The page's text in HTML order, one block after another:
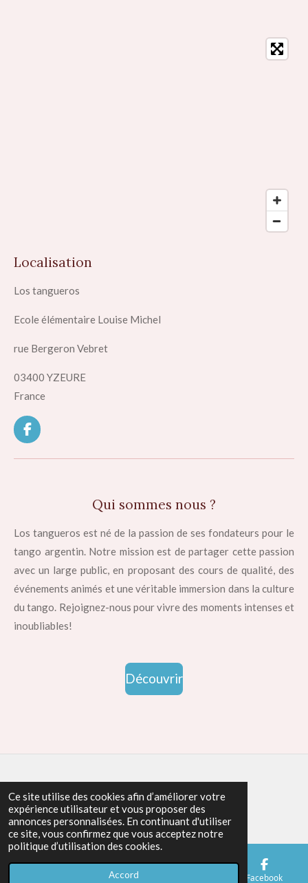
Ce site utilise des cookies afin d’améliorer votre
expérience utilisateur et vous proposer des
annonces personnalisées. En continuant d'utiliser
ce site, vous confirmez que vous acceptez notre
politique d’utilisation des cookies.
Accord
Localisation
Los tangueros
Ecole élémentaire Louise Michel
rue Bergeron Vebret
03400 YZEURE
France
F
a
c
Qui sommes nous ?
Los tangueros est né de la passion de ses fondateurs pour le
tango argentin. Notre mission est de partager cette passion
avec un large public, en proposant des cours de qualité, des
événements animés et une véritable immersion dans la culture
du tango. Rejoignez-nous pour vivre des moments intenses et
inoubliables!
Découvrir
© 2024 - 2026 Los tangueros
Propulsé par Webador
Téléphone Facebook